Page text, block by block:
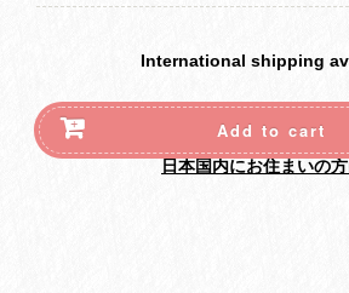
International shipping
Add to cart
日本国内にお住まいの